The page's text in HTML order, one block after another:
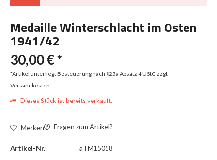
Medaille Winterschlacht im Osten
1941/42
30,00 € *
*Artikel unterliegt Besteuerung nach §25a Absatz 4 UStG zzgl.
Versandkosten
Dieses Stück ist bereits verkauft.
Merken Fragen zum Artikel?
Artikel-Nr.: aTM15058